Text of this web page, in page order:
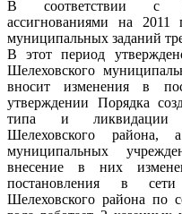
В соответствии с
ассигнованиями на 2011
муниципальных заданий
В этот период
Шелеховского
вносит изменения в
утверждении Порядка
типа и ликвидации
Шелеховского района,
муниципальных
внесение в них
постановления в
Шелеховского района по